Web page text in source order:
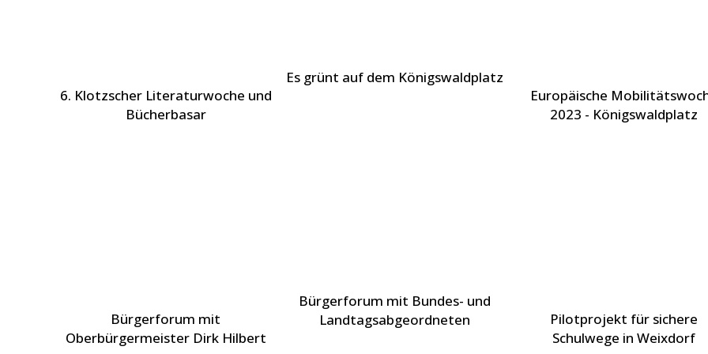
Es grünt auf dem Königswaldplatz
6. Klotzscher Literaturwoche und
Bücherbasar
Europäische
2023 - Königswaldplatz
Bürgerforum mit Bundes- und
Landtagsabgeordneten
Bürgerforum mit
Oberbürgermeister Dirk Hilbert
Pilotprojekt für sichere
Schulwege in Weixdorf